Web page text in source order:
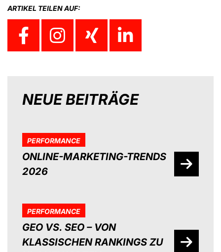
ARTIKEL TEILEN AUF:
NEUE BEITRÄGE
PERFORMANCE
ONLINE-MARKETING-TRENDS
2026
PERFORMANCE
GEO VS. SEO – VON
KLASSISCHEN RANKINGS ZU